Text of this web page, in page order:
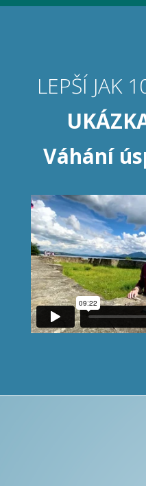
LEPŠÍ JAK
Váhání